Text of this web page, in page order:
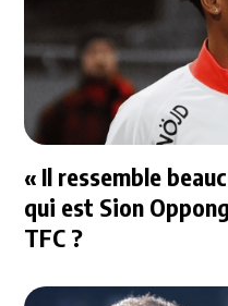
« Il ressemble
qui est Sion
TFC ?